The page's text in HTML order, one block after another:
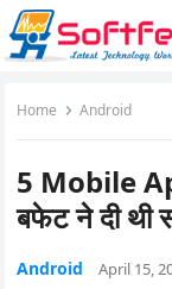
Home Android
5 Mobile
बफेट ने दी थी
Android April 15,